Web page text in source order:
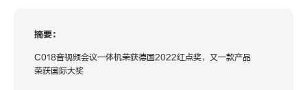
摘要：
C018音视频会议一体机荣获德国2022红点奖，又一款产品
荣获国际大奖